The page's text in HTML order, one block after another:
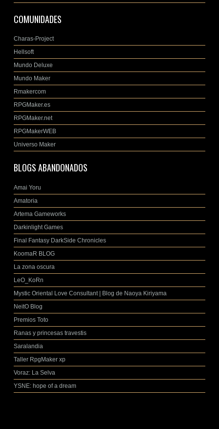
COMUNIDADES
Charas-Project
Hellsoft
Mundo Deluxe
Mundo Maker
Rmakercom
RPGMaker.es
RPGMaker.net
RPGMakerWEB
Universo Maker
BLOGS ABANDONADOS
Amai Yoru
Amatoria
Artema Gameworks
Darkinlight Games
Final Fantasy DarkSide Chronicles
KoomaR BLOG
La zona oscura
LeO_KoRn
Mystic Oriental Love Consultant | Blog de Naoya Kiriyama
NeitO Blog
Premios Toto
Ranas y princesas travestis
Saralandia
Taller RpgMaker xp
Voraz: La Selva
YSNE: hope of a dream